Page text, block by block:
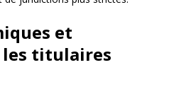
et
les titulaires